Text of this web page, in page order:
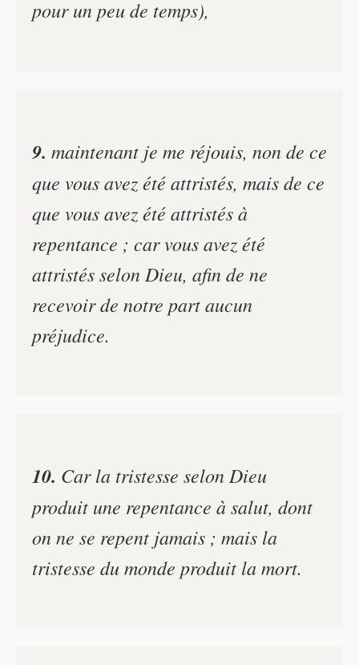
pour un peu de temps),
9. maintenant je me réjouis, non de ce
que vous avez été attristés, mais de ce
que vous avez été attristés à
repentance ; car vous avez été
attristés selon Dieu, afin de ne
recevoir de notre part aucun
préjudice.
10. Car la tristesse selon Dieu
produit une repentance à salut, dont
on ne se repent jamais ; mais la
tristesse du monde produit la mort.